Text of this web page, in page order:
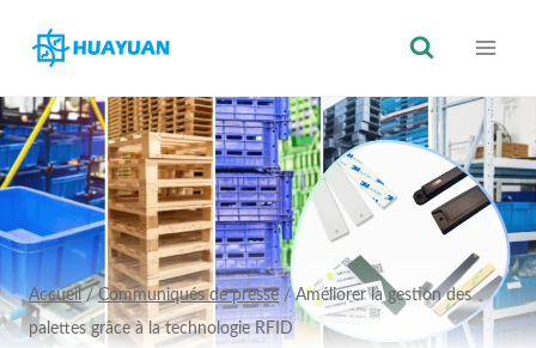
Accueil / Communiqués de presse / Améliorer la gestion des
palettes grâce à la technologie RFID